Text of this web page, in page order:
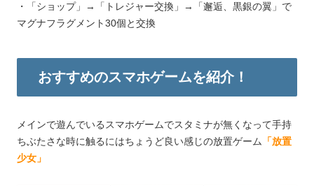
・「ショップ」→「トレジャー交換」→「邂逅、黒銀の翼」で
マグナフラグメント30個と交換
おすすめのスマホゲームを紹介！
メインで遊んでいるスマホゲームでスタミナが無くなって手持
ちぶたさな時に触るにはちょうど良い感じの放置ゲーム
「放置
少女」